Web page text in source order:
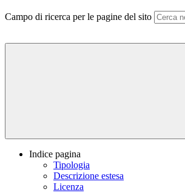
Campo di ricerca per le pagine del sito
Indice pagina
Tipologia
Descrizione estesa
Licenza